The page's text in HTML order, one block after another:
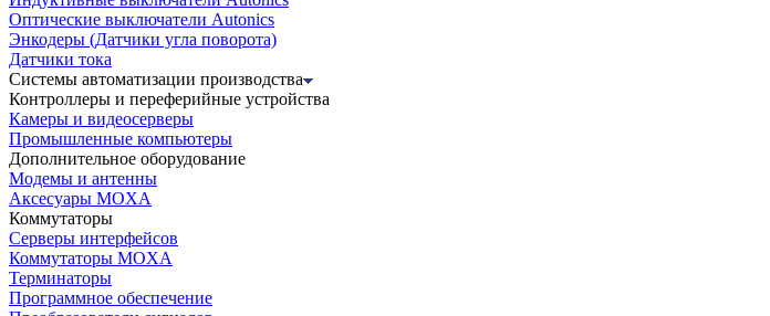
Оптические выключатели Autonics
Энкодеры (Датчики угла поворота)
Датчики тока
Системы автоматизации производства
Контроллеры и переферийные устройства
Камеры и видеосерверы
Промышленные компьютеры
Дополнительное оборудование
Модемы и антенны
Аксесуары MOXA
Коммутаторы
Серверы интерфейсов
Коммутаторы MOXA
Терминаторы
Программное обеспечение